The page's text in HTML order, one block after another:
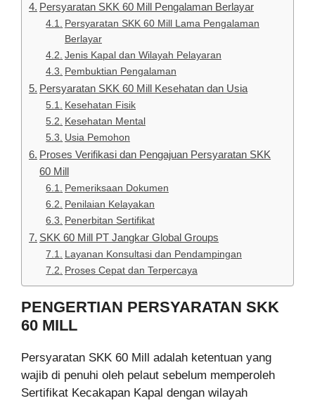
Persyaratan SKK 60 Mill Pengalaman Berlayar
Persyaratan SKK 60 Mill Lama Pengalaman
Berlayar
Jenis Kapal dan Wilayah Pelayaran
Pembuktian Pengalaman
Persyaratan SKK 60 Mill Kesehatan dan Usia
Kesehatan Fisik
Kesehatan Mental
Usia Pemohon
Proses Verifikasi dan Pengajuan Persyaratan SKK
60 Mill
Pemeriksaan Dokumen
Penilaian Kelayakan
Penerbitan Sertifikat
SKK 60 Mill PT Jangkar Global Groups
Layanan Konsultasi dan Pendampingan
Proses Cepat dan Terpercaya
PENGERTIAN PERSYARATAN SKK
60 MILL
Persyaratan SKK 60 Mill adalah ketentuan yang
wajib di penuhi oleh pelaut sebelum memperoleh
Sertifikat Kecakapan Kapal dengan wilayah